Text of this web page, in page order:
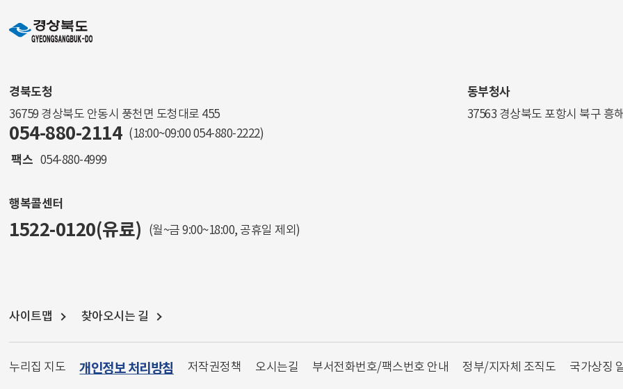
경북도청
36759 경상북도 안동시 풍천면 도청대로 455
054-880-2114 (18:00~09:00 054-880-2222)
팩스 054-880-4999
동부청사
37563 경상북도 포항시 북구 흥
행복콜센터
1522-0120(유료) (월~금 9:00~18:00, 공휴일 제외)
사이트맵 찾아오시는 길
누리집 지도 개인정보 처리방침 저작권정책 오시는길 부서전화번호/팩스번호 안내 정부/지자체 조직도 국가상징